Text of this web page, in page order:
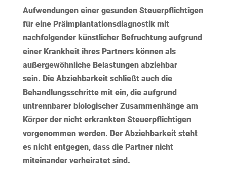
Aufwendungen einer gesunden Steuerpflichtigen
für eine Präimplantationsdiagnostik mit
nachfolgender künstlicher Befruchtung aufgrund
einer Krankheit ihres Partners können als
außergewöhnliche Belastungen abziehbar
sein. Die Abziehbarkeit schließt auch die
Behandlungsschritte mit ein, die aufgrund
untrennbarer biologischer Zusammenhänge am
Körper der nicht erkrankten Steuerpflichtigen
vorgenommen werden. Der Abziehbarkeit steht
es nicht entgegen, dass die Partner nicht
miteinander verheiratet sind.